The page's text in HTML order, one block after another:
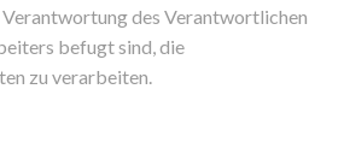
des Verantwortlichen
befugt sind, die
zu verarbeiten.